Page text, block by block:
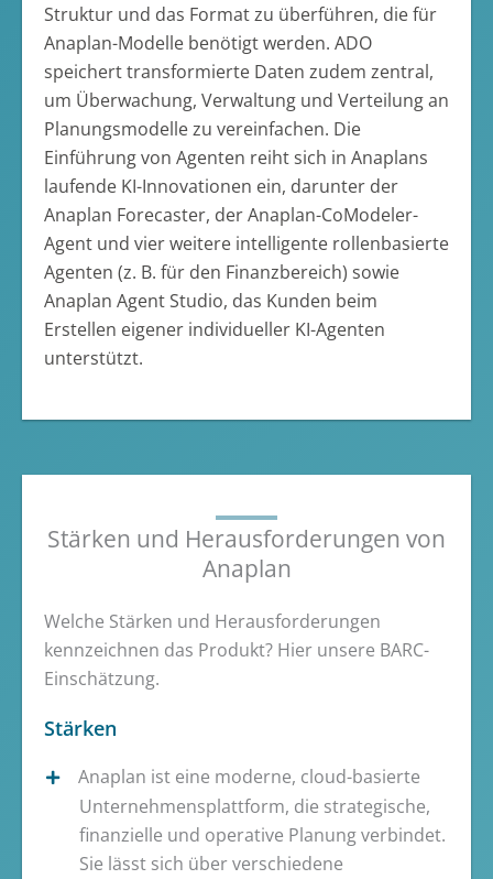
Struktur und das Format zu überführen, die für
Anaplan-Modelle benötigt werden. ADO
speichert transformierte Daten zudem zentral,
um Überwachung, Verwaltung und Verteilung an
Planungsmodelle zu vereinfachen. Die
Einführung von Agenten reiht sich in Anaplans
laufende KI-Innovationen ein, darunter der
Anaplan Forecaster, der Anaplan-CoModeler-
Agent und vier weitere intelligente rollenbasierte
Agenten (z. B. für den Finanzbereich) sowie
Anaplan Agent Studio, das Kunden beim
Erstellen eigener individueller KI-Agenten
unterstützt.
Stärken und Herausforderungen von
Anaplan
Welche Stärken und Herausforderungen
kennzeichnen das Produkt? Hier unsere BARC-
Einschätzung.
Stärken
Anaplan ist eine moderne, cloud-basierte
Unternehmensplattform, die strategische,
finanzielle und operative Planung verbindet.
Sie lässt sich über verschiedene